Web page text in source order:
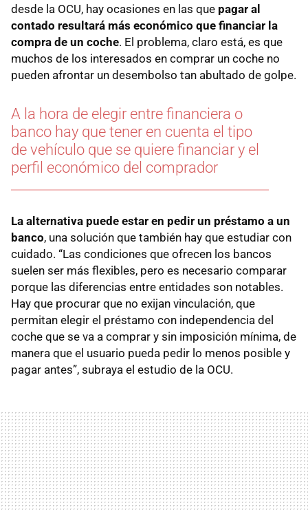
desde la OCU, hay ocasiones en las que pagar al
contado resultará más económico que financiar la
compra de un coche. El problema, claro está, es que
muchos de los interesados en comprar un coche no
pueden afrontar un desembolso tan abultado de golpe.
A la hora de elegir entre financiera o
banco hay que tener en cuenta el tipo
de vehículo que se quiere financiar y el
perfil económico del comprador
La alternativa puede estar en pedir un préstamo a un
banco, una solución que también hay que estudiar con
cuidado. “Las condiciones que ofrecen los bancos
suelen ser más flexibles, pero es necesario comparar
porque las diferencias entre entidades son notables.
Hay que procurar que no exijan vinculación, que
permitan elegir el préstamo con independencia del
coche que se va a comprar y sin imposición mínima, de
manera que el usuario pueda pedir lo menos posible y
pagar antes”, subraya el estudio de la OCU.